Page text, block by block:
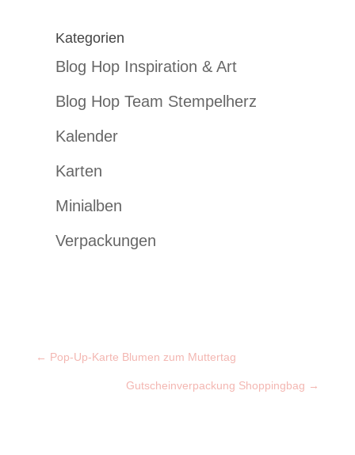
Kategorien
Blog Hop Inspiration & Art
Blog Hop Team Stempelherz
Kalender
Karten
Minialben
Verpackungen
← Pop-Up-Karte Blumen zum Muttertag
Gutscheinverpackung Shoppingbag →